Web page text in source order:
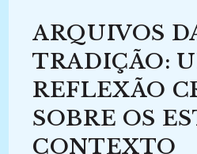
ARQUIVOS
TRADIÇÃO:
REFLEXÃO
SOBRE OS
CONTEXTO